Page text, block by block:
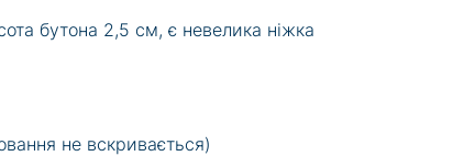
бутона 2,5 см, є невелика ніжка
не вскривається)